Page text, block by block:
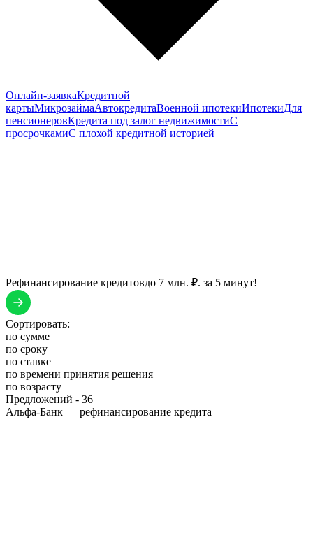
Онлайн-заявкаКредитной
картыМикрозаймаАвтокредитаВоенной ипотекиИпотекиДля
пенсионеровКредита под залог недвижимостиС
просрочкамиС плохой кредитной историей
Рефинансирование кредитовдо 7 млн. ₽. за 5 минут!
Сортировать:
по сумме
по сроку
по ставке
по времени принятия решения
по возрасту
Предложений - 36
Альфа-Банк — рефинансирование кредита